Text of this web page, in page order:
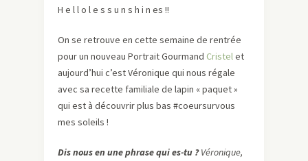
H e l l o l e s s u n s h i n es !!
On se retrouve en cette semaine de rentrée
pour un nouveau Portrait Gourmand Cristelet
aujourd’hui c’est Véronique qui nous régale
avec sa recette familiale de lapin « paquet »
qui est à découvrir plus bas #coeursurvous
mes soleils !
Dis nous en une phrase qui es-tu ?Véronique,